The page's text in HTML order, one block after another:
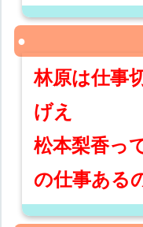
林原は仕事
げえ
松本梨香っ
の仕事ある